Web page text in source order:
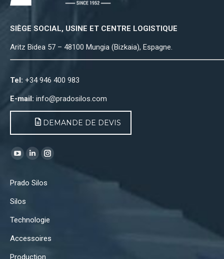
SIÈGE SOCIAL, USINE ET CENTRE LOGISTIQUE
Aritz Bidea 57 – 48100 Mungia (Bizkaia), Espagne.
Tel: +34 946 400 983
E-mail: info@pradosilos.com
DEMANDE DE DEVIS
Trouvez nous sur :
YouTube
opens
in
window
LinkedIn
opens
window
Instagram
window
Prado Silos
Silos
Technologie
Accessoires
Production